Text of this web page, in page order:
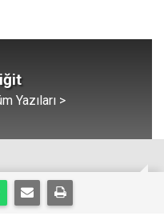
Yazıları >